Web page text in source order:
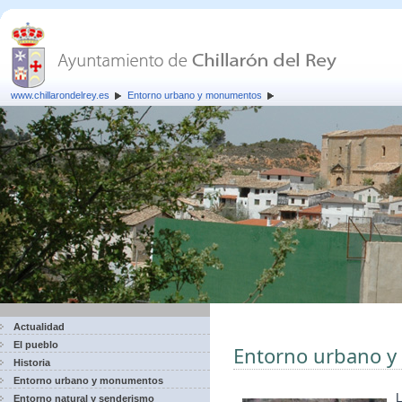
www.chillarondelrey.es Entorno urbano y monumentos
Actualidad
El pueblo
Historia
Entorno urbano y monumentos
Entorno natural y senderismo
Entorno urbano